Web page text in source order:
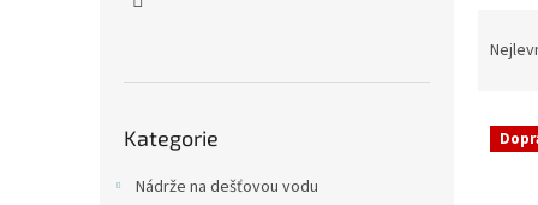
kategorie
Kategorie
Nádrže na dešťovou vodu
nV